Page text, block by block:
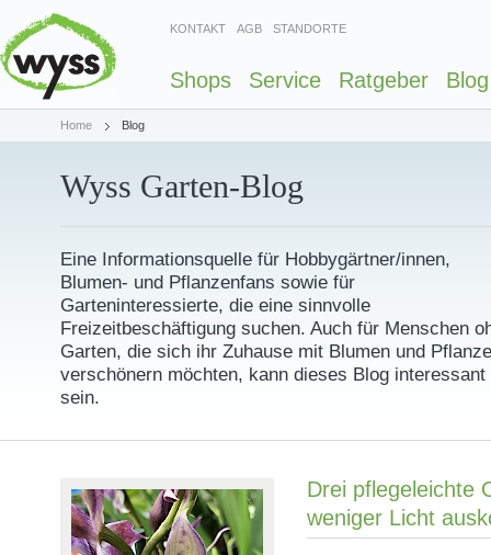
KONTAKT AGB STANDORTE
Shops Service Ratgeber Blog
Home Blog
Wyss Garten-Blog
Eine Informationsquelle für Hobbygärtner/innen,
Blumen- und Pflanzenfans sowie für
Garteninteressierte, die eine sinnvolle
Freizeitbeschäftigung suchen. Auch für Menschen
Garten, die sich ihr Zuhause mit Blumen und
verschönern möchten, kann dieses Blog interessant
sein.
Drei pflegeleichte
weniger Licht